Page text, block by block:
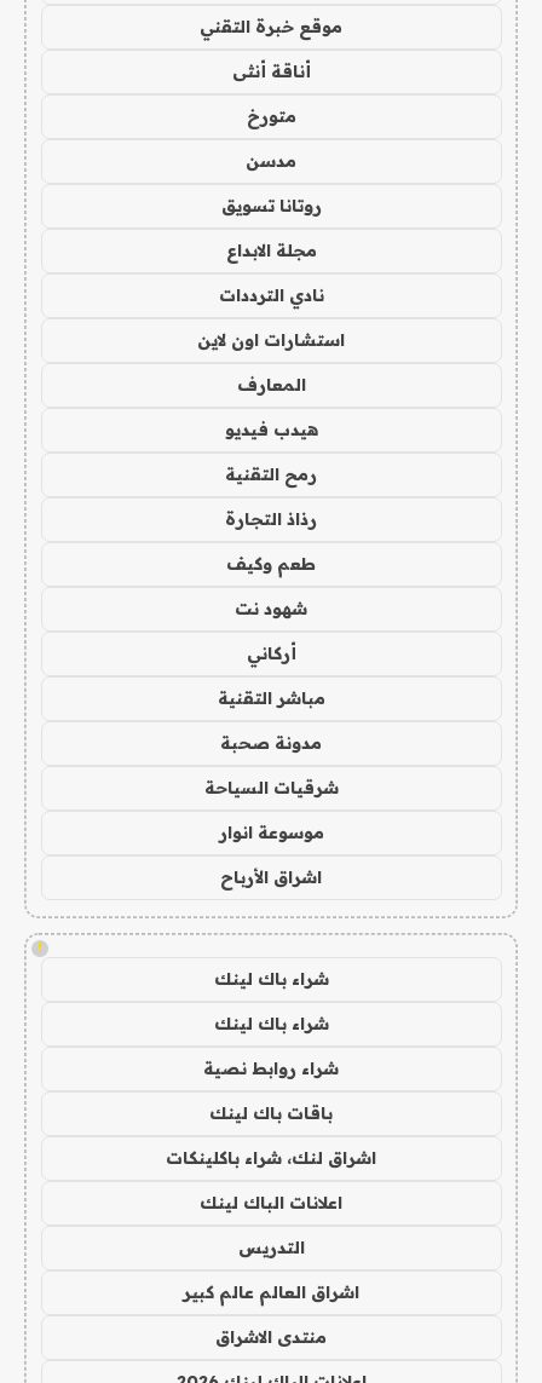
موقع خبرة التقني
أناقة أنثى
متورخ
مدسن
روتانا تسويق
مجلة الابداع
نادي الترددات
استشارات اون لاين
المعارف
هيدب فيديو
رمح التقنية
رذاذ التجارة
طعم وكيف
شهود نت
أركاني
مباشر التقنية
مدونة صحبة
شرقيات السياحة
موسوعة انوار
اشراق الأرباح
!
شراء باك لينك
شراء باك لينك
شراء روابط نصية
باقات باك لينك
اشراق لنك، شراء باكلينكات
اعلانات الباك لينك
التدريس
اشراق العالم عالم كبير
منتدى الاشراق